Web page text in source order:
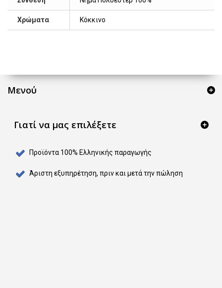
Χρώματα Κόκκινο
Μενού
Γιατί να μας επιλέξετε
Προϊόντα 100% Ελληνικής παραγωγής
Άριστη εξυπηρέτηση, πριν και μετά την πώληση